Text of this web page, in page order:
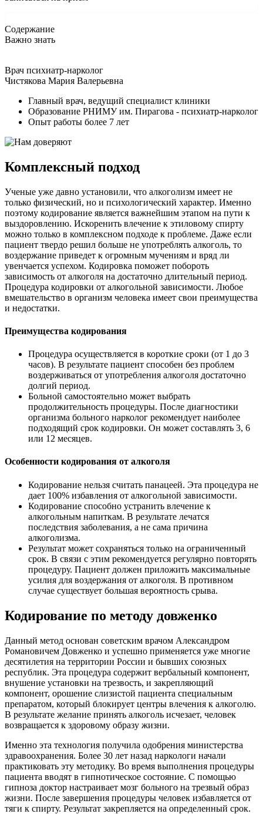
Содержание
Важно знать
Врач психиатр-нарколог
Чистякова Мария Валерьевна
Главный врач, ведущий специалист клиники
Образование РНИМУ им. Пирагова - психиатр-нарколог
Опыт работы более 7 лет
Комплексный подход
Ученые уже давно установили, что алкоголизм имеет не
только физический, но и психологический характер. Именно
поэтому кодирование является важнейшим этапом на пути к
выздоровлению. Искоренить влечение к этиловому спирту
можно только в комплексном подходе к проблеме. Даже если
пациент твердо решил больше не употреблять алкоголь, то
воздержание приведет к огромным мучениям и вряд ли
увенчается успехом. Кодировка поможет побороть
зависимость от алкоголя на достаточно длительный период.
Процедура кодировки от алкогольной зависимости. Любое
вмешательство в организм человека имеет свои преимущества
и недостатки.
Преимущества кодирования
Процедура осуществляется в короткие сроки (от 1 до 3
часов). В результате пациент способен без проблем
воздерживаться от употребления алкоголя достаточно
долгий период.
Больной самостоятельно может выбрать
продолжительность процедуры. После диагностики
организма больного нарколог рекомендует наиболее
подходящий срок кодировки. Он может составлять 3, 6
или 12 месяцев.
Особенности кодирования от алкоголя
Кодирование нельзя считать панацеей. Эта процедура не
дает 100% избавления от алкогольной зависимости.
Кодирование способно устранить влечение к
алкогольным напиткам. В результате лечатся
последствия заболевания, а не сама причина
алкоголизма.
Результат может сохраняться только на ограниченный
срок. В связи с этим рекомендуется регулярно повторять
процедуру. Пациент должен приложить максимальные
усилия для воздержания от алкоголя. В противном
случае существует большая вероятность срыва.
Кодирование по методу довженко
Данный метод основан советским врачом Александром
Романовичем Довженко и успешно применяется уже многие
десятилетия на территории России и бывших союзных
республик. Эта процедура содержит вербальный компонент,
внушение установки на трезвость, и закрепляющий
компонент, орошение слизистой пациента специальным
препаратом, который блокирует центры влечения к алкоголю.
В результате желание принять алкоголь исчезает, человек
возвращается к здоровому образу жизни.
Именно эта технология получила одобрения министерства
здравоохранения. Более 30 лет назад наркологи начали
практиковать эту методику. Во время выполнения процедуры
пациента вводят в гипнотическое состояние. С помощью
гипноза доктор настраивает мозг больного на трезвый образ
жизни. После завершения процедуры человек избавляется от
тяги к спирту. Результат закрепляется на определенный срок.